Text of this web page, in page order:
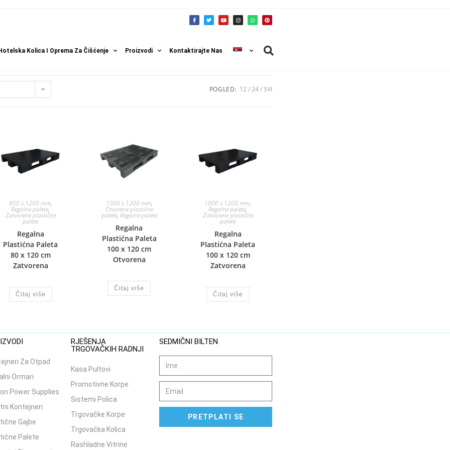
Kolica I Oprema Za Čišćenje Proizvodi Kontaktirajte Nas
POGLED: 12 24 SVI
800 x 1200 mm,
Regalne palete,
Zatvorene plastične
palete
Regalna
Plastićna Paleta
80 x 120 cm
Zatvorena
Čitaj više
1000 x 1200 mm,
Otvorene plastične
palete, Regalne palete
Regalna
Plastićna Paleta
100 x 120 cm
Otvorena
Čitaj više
1000 x 1200 mm,
Regalne palete,
Zatvorene plastične
palete
Regalna
Plastićna Paleta
100 x 120 cm
Zatvorena
Čitaj više
Za Otpad
Ormari
Power Supplies
Kontejneri
Gajbe
Palete
RJEŠENJA
TRGOVAČKIH RADNJI
Kasa Pultovi
Promotivne Korpe
Sistemi Polica
Trgovačke Korpe
Trgovačka Kolica
Rashladne Vitrine
SEDMIČNI BILTEN
PRETPLATI SE